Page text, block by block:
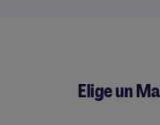
Elige un